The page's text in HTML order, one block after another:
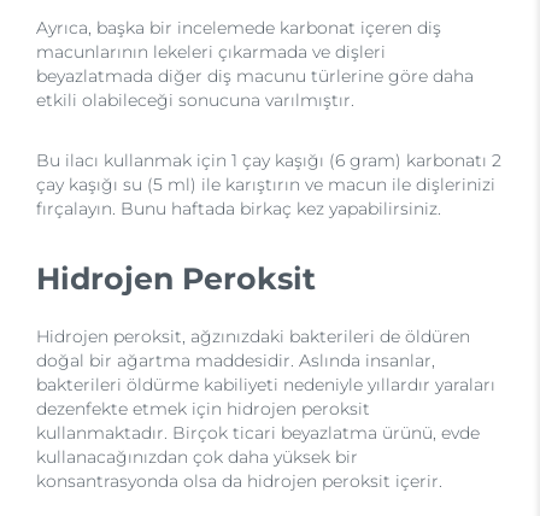
Ayrıca, başka bir incelemede karbonat içeren diş
macunlarının lekeleri çıkarmada ve dişleri
beyazlatmada diğer diş macunu türlerine göre daha
etkili olabileceği sonucuna varılmıştır.
Bu ilacı kullanmak için 1 çay kaşığı (6 gram) karbonatı 2
çay kaşığı su (5 ml) ile karıştırın ve macun ile dişlerinizi
fırçalayın. Bunu haftada birkaç kez yapabilirsiniz.
Hidrojen Peroksit
Hidrojen peroksit, ağzınızdaki bakterileri de öldüren
doğal bir ağartma maddesidir. Aslında insanlar,
bakterileri öldürme kabiliyeti nedeniyle yıllardır yaraları
dezenfekte etmek için hidrojen peroksit
kullanmaktadır. Birçok ticari beyazlatma ürünü, evde
kullanacağınızdan çok daha yüksek bir
konsantrasyonda olsa da hidrojen peroksit içerir.